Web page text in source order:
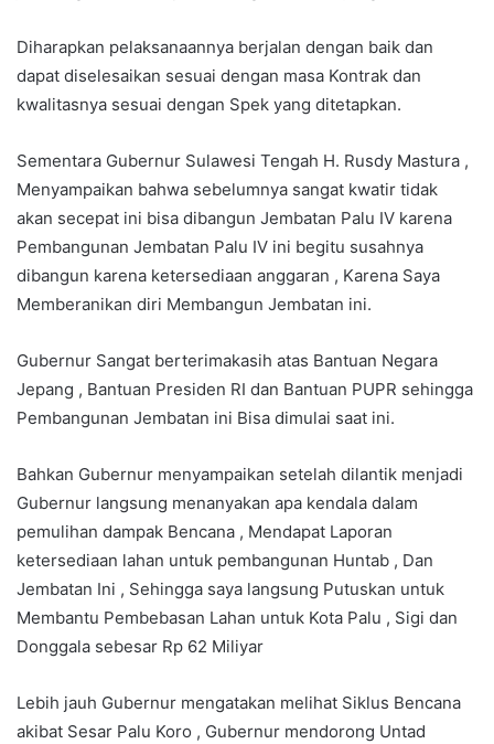
Diharapkan pelaksanaannya berjalan dengan baik dan
dapat diselesaikan sesuai dengan masa Kontrak dan
kwalitasnya sesuai dengan Spek yang ditetapkan.
Sementara Gubernur Sulawesi Tengah H. Rusdy Mastura ,
Menyampaikan bahwa sebelumnya sangat kwatir tidak
akan secepat ini bisa dibangun Jembatan Palu IV karena
Pembangunan Jembatan Palu IV ini begitu susahnya
dibangun karena ketersediaan anggaran , Karena Saya
Memberanikan diri Membangun Jembatan ini.
Gubernur Sangat berterimakasih atas Bantuan Negara
Jepang , Bantuan Presiden RI dan Bantuan PUPR sehingga
Pembangunan Jembatan ini Bisa dimulai saat ini.
Bahkan Gubernur menyampaikan setelah dilantik menjadi
Gubernur langsung menanyakan apa kendala dalam
pemulihan dampak Bencana , Mendapat Laporan
ketersediaan lahan untuk pembangunan Huntab , Dan
Jembatan Ini , Sehingga saya langsung Putuskan untuk
Membantu Pembebasan Lahan untuk Kota Palu , Sigi dan
Donggala sebesar Rp 62 Miliyar
Lebih jauh Gubernur mengatakan melihat Siklus Bencana
akibat Sesar Palu Koro , Gubernur mendorong Untad